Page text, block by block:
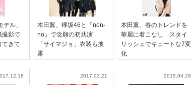
ル」
影で
てきて
本田翼、欅坂46と『non-
no』で念願の初共演
「サイマジョ」衣装も披
露
本田翼、春のトレンドを
華麗に着こなし スタイ
リッシュでキュートな7変
化
2017.03.21 2015.04.29